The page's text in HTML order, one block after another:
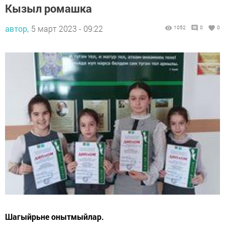
Кызыл ромашка
автор, 5 март 2023 - 09:22 1052 0 0
Шагыйрьне онытмыйлар.